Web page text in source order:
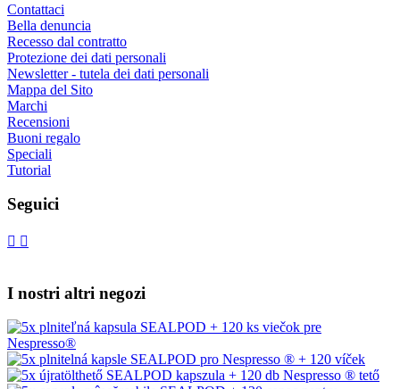
Contattaci
Bella denuncia
Recesso dal contratto
Protezione dei dati personali
Newsletter - tutela dei dati personali
Mappa del Sito
Marchi
Recensioni
Buoni regalo
Speciali
Tutorial
Seguici
I nostri altri negozi